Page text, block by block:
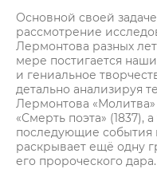
Основной своей
рассмотрение
Лермонтова разных
мере постигается
и гениальное
детально анализируя
Лермонтова «Молитва»
«Смерть поэта» (1837),
последующие события
раскрывает ещё одну
его пророческого дара.